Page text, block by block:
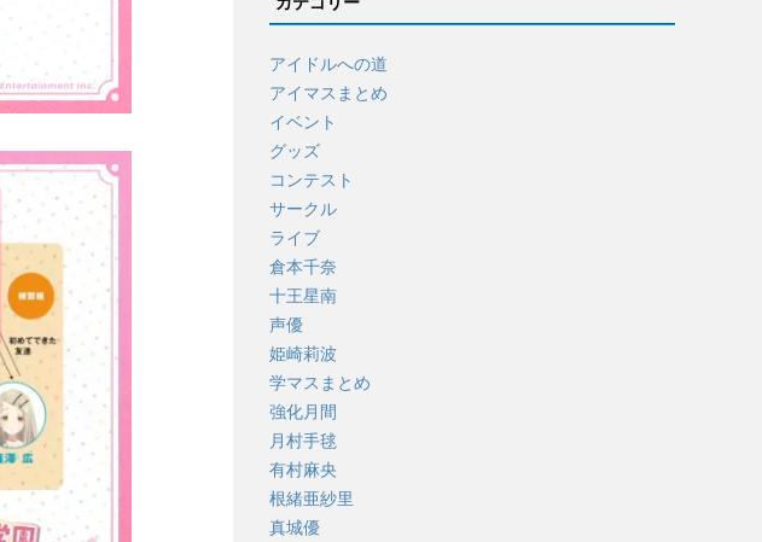
アイドルへの道
アイマスまとめ
イベント
グッズ
コンテスト
サークル
ライブ
倉本千奈
十王星南
声優
姫崎莉波
学マスまとめ
強化月間
月村手毬
有村麻央
根緒亜紗里
真城優